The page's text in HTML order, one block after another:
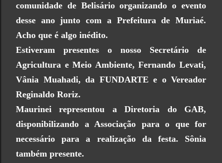
comunidade de Belisário organizando o evento
desse ano junto com a Prefeitura de Muriaé.
Acho que é algo inédito.
Estiveram presentes o nosso Secretário de
Agricultura e Meio Ambiente, Fernando Levati,
Vânia Muahadi, da FUNDARTE e o Vereador
Reginaldo Roriz.
Maurinei representou a Diretoria do GAB,
disponibilizando a Associação para o que for
necessário para a realização da festa. Sônia
também presente.